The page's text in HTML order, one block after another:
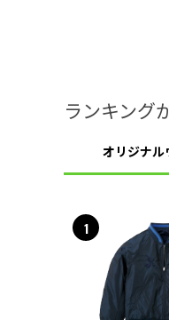
ランキング
オリジナル
1